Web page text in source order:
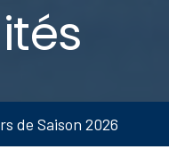
de Saison 2026